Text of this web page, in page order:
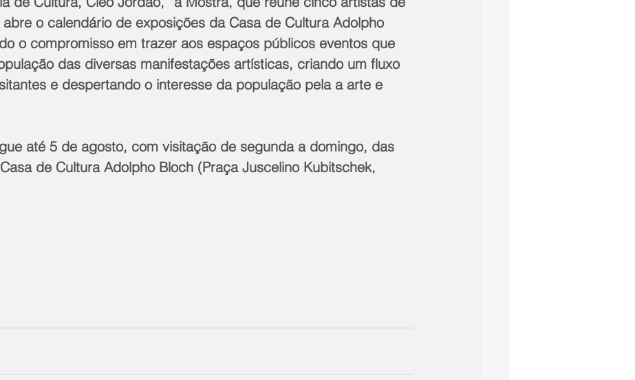
o calendário de exposições da Casa de Cultura Adolpho
o compromisso em trazer aos espaços públicos eventos que
das diversas manifestações artísticas, criando um fluxo
e despertando o interesse da população pela a arte e
até 5 de agosto, com visitação de segunda a domingo, das
de Cultura Adolpho Bloch (Praça Juscelino Kubitschek,